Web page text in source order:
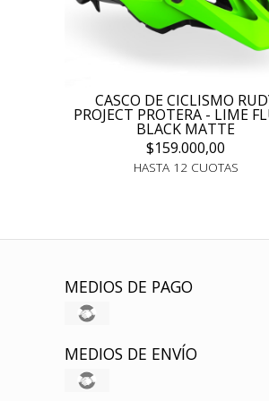
CASCO DE CICLISMO
PROJECT PROTERA - LIME
BLACK MATTE
$159.000,00
HASTA 12 CUOTAS
MEDIOS DE PAGO
MEDIOS DE ENVÍO